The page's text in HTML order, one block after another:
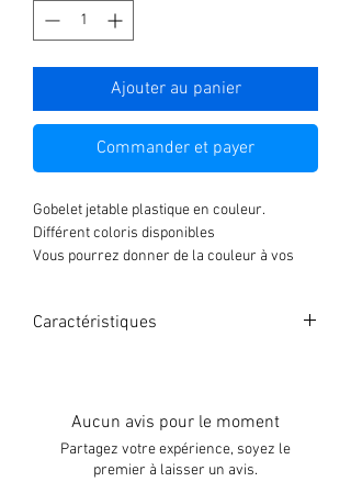
Ajouter au panier
Commander et payer
Gobelet jetable plastique en couleur.
Différent coloris disponibles
Vous pourrez donner de la couleur à vos
Résistant au température jusqu'à 85°C
Caractéristiques
Aucun avis pour le moment
Partagez votre expérience, soyez le
premier à laisser un avis.